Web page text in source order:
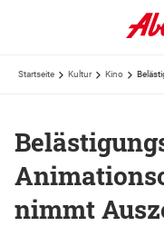
Startseite Kultur Kino
nimmt